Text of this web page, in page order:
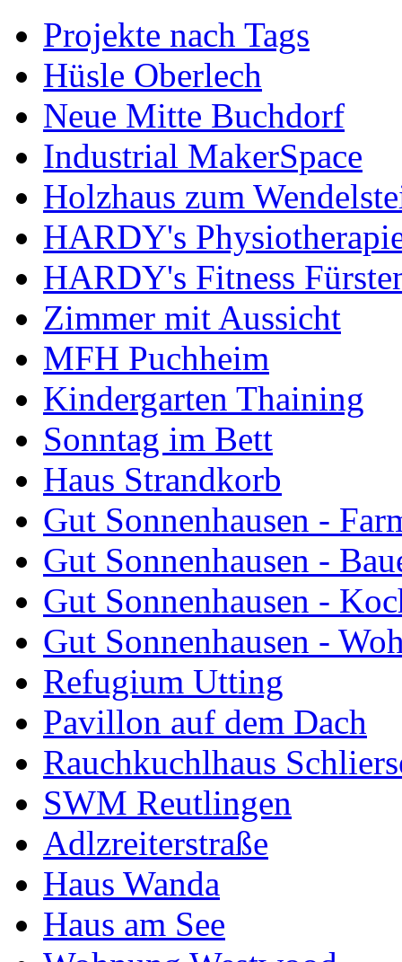
Projekte nach Tags
Hüsle Oberlech
Neue Mitte Buchdorf
Industrial MakerSpace
Holzhaus zum
HARDY's
HARDY's Fitness
Zimmer mit Aussicht
MFH Puchheim
Kindergarten Thaining
Sonntag im Bett
Haus Strandkorb
Gut Sonnenhausen -
Gut Sonnenhausen -
Gut Sonnenhausen -
Gut Sonnenhausen -
Refugium Utting
Pavillon auf dem Dach
Rauchkuchlhaus
SWM Reutlingen
Adlzreiterstraße
Haus Wanda
Haus am See